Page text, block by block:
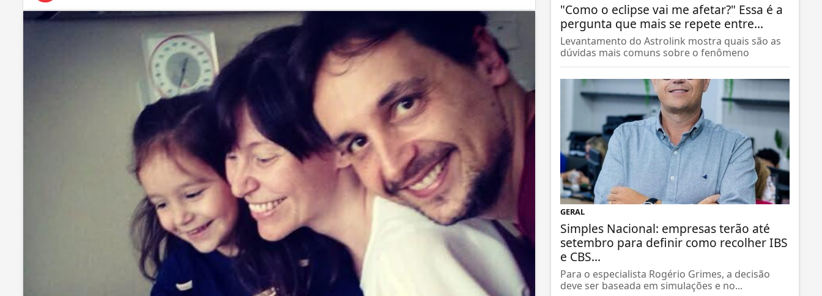
"Como o eclipse vai me afetar?" Essa é a
pergunta que mais se repete entre...
Levantamento do Astrolink mostra quais são as
dúvidas mais comuns sobre o fenômeno
GERAL
Simples Nacional: empresas terão até
setembro para definir como recolher IBS
e CBS...
Para o especialista Rogério Grimes, a decisão
deve ser baseada em simulações e no...